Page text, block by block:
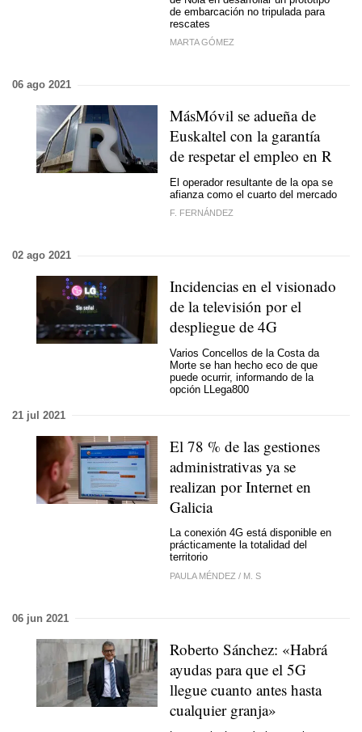
de embarcación no tripulada para
rescates
MARTA GÓMEZ
06 ago 2021
MásMóvil se adueña de
Euskaltel con la garantía
de respetar el empleo en R
El operador resultante de la opa se
afianza como el cuarto del mercado
F. FERNÁNDEZ
02 ago 2021
Incidencias en el visionado
de la televisión por el
despliegue de 4G
Varios Concellos de la Costa da
Morte se han hecho eco de que
puede ocurrir, informando de la
opción LLega800
21 jul 2021
El 78 % de las gestiones
administrativas ya se
realizan por Internet en
Galicia
La conexión 4G está disponible en
prácticamente la totalidad del
territorio
PAULA MÉNDEZ / M. S
06 jun 2021
Roberto Sánchez: «Habrá
ayudas para que el 5G
llegue cuanto antes hasta
cualquier granja»